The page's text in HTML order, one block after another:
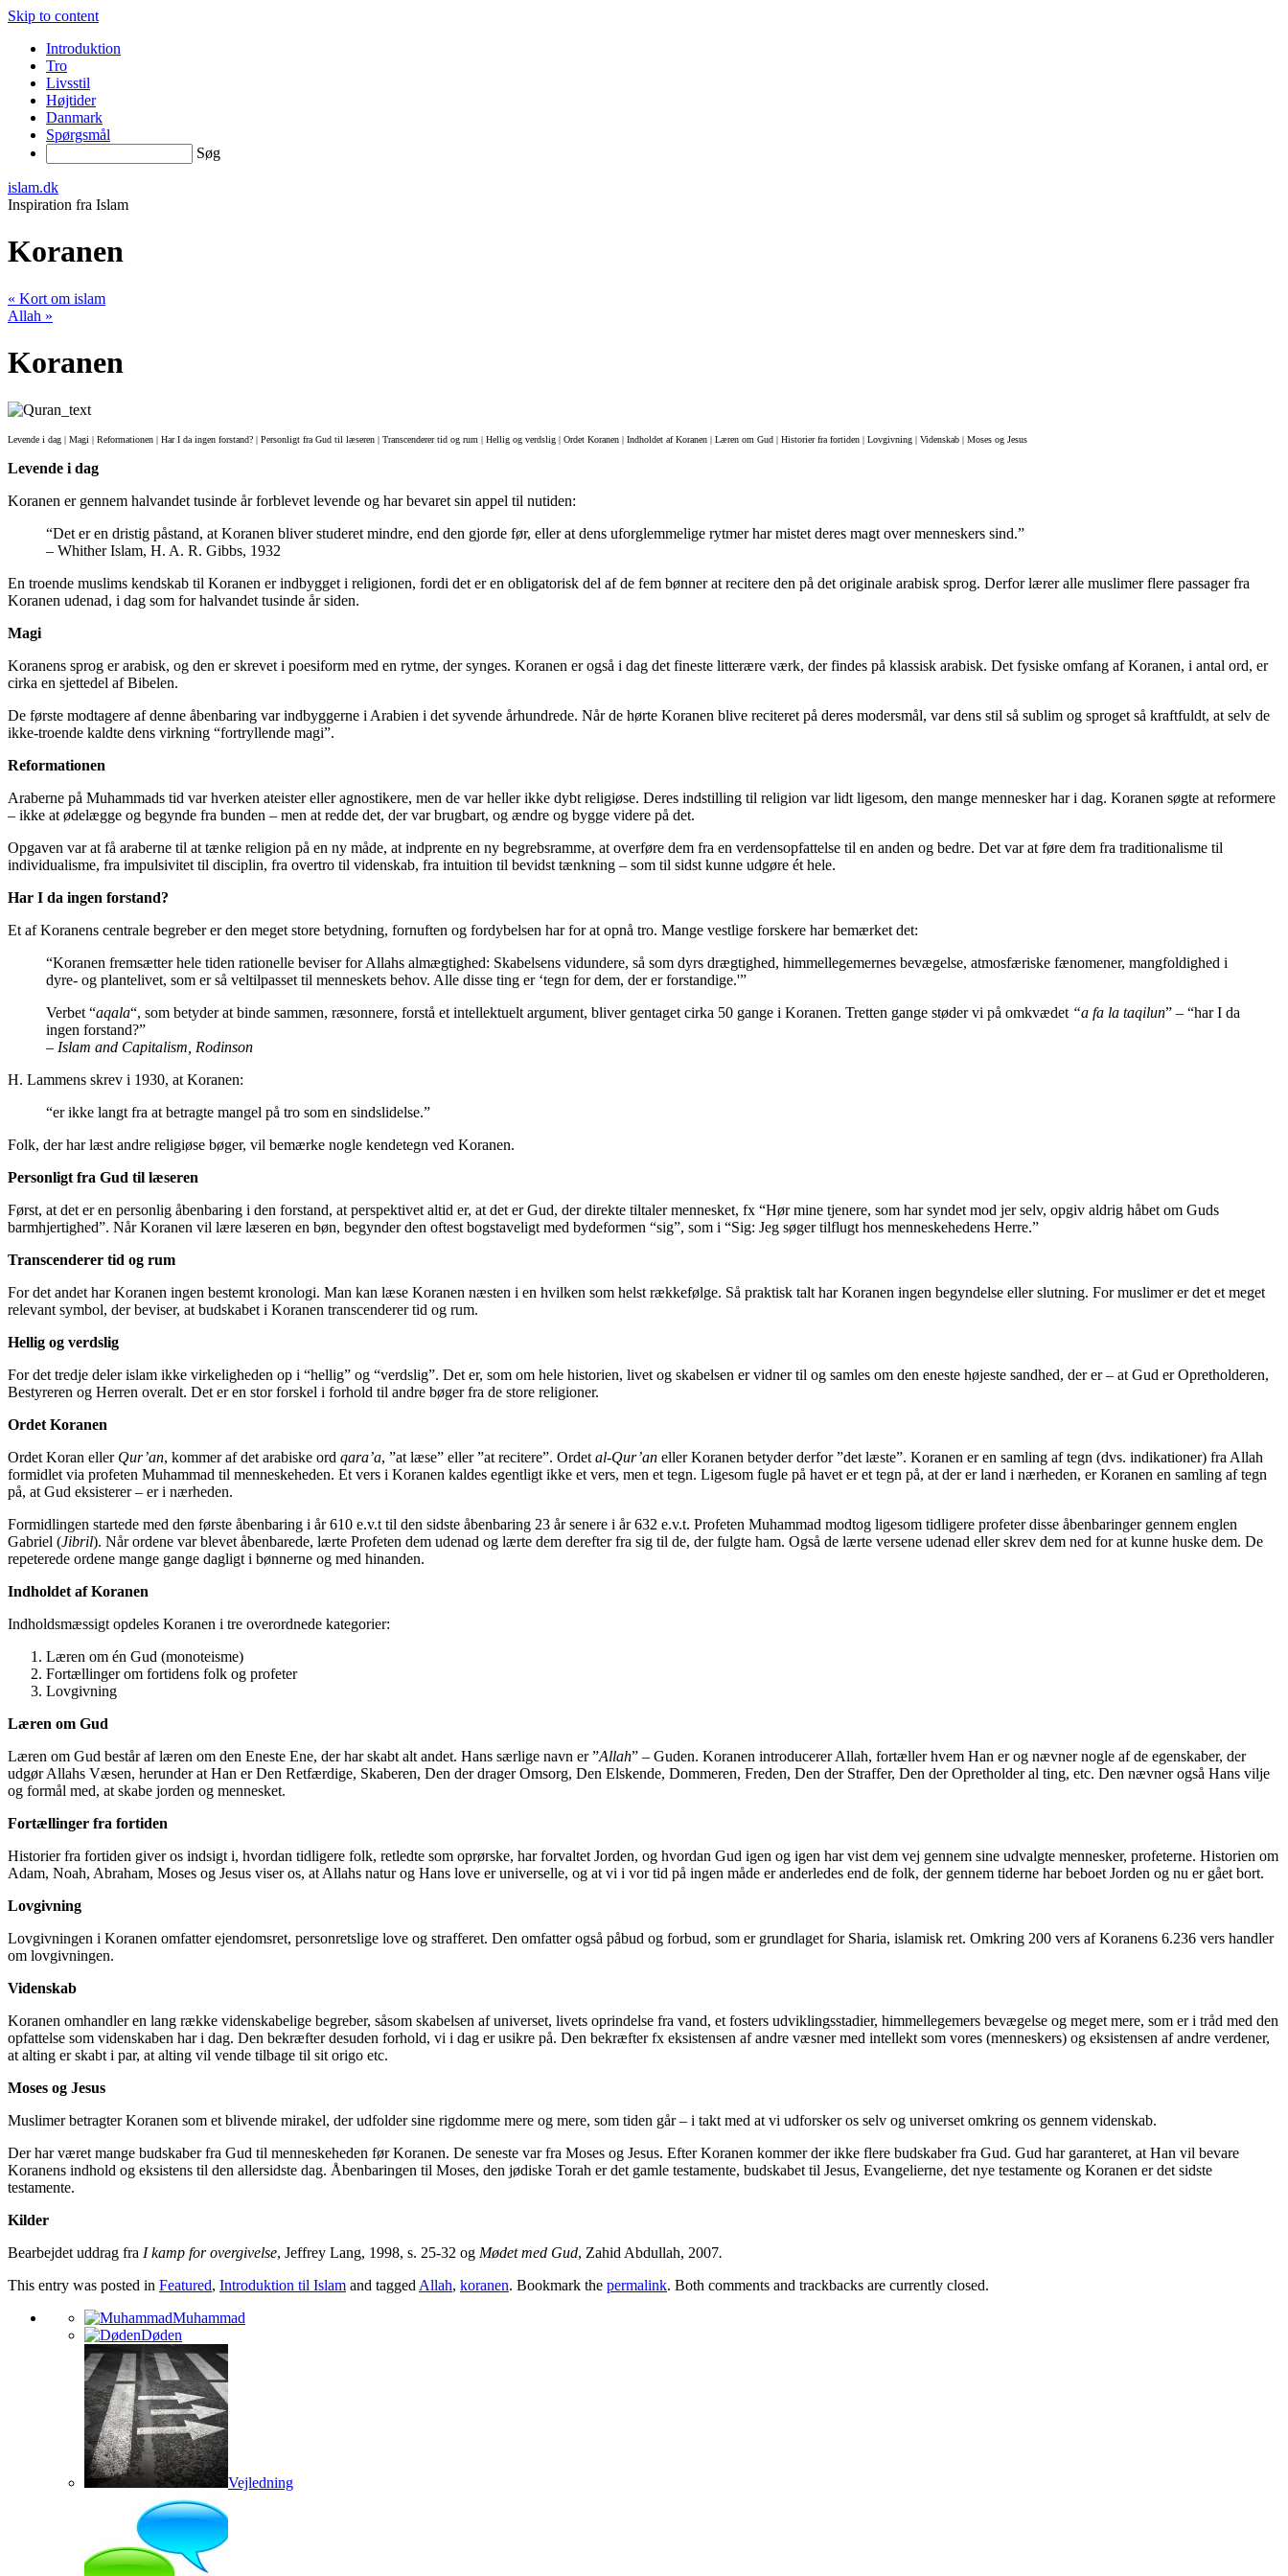
Skip to content
Introduktion
Tro
Livsstil
Højtider
Danmark
Spørgsmål
Søg
islam.dk
Inspiration fra Islam
Koranen
« Kort om islam
Allah »
Koranen
Levende i dag | Magi | Reformationen | Har I da ingen forstand? | Personligt fra Gud til læseren | Transcenderer tid og rum | Hellig og verdslig | Ordet Koranen | Indholdet af Koranen | Læren om Gud | Historier fra fortiden | Lovgivning | Videnskab | Moses og Jesus
Levende i dag
Koranen er gennem halvandet tusinde år forblevet levende og har bevaret sin appel til nutiden:
“Det er en dristig påstand, at Koranen bliver studeret mindre, end den gjorde før, eller at dens uforglemmelige rytmer har mistet deres magt over menneskers sind.”
– Whither Islam, H. A. R. Gibbs, 1932
En troende muslims kendskab til Koranen er indbygget i religionen, fordi det er en obligatorisk del af de fem bønner at recitere den på det originale arabisk sprog. Derfor lærer alle muslimer flere passager fra
Koranen udenad, i dag som for halvandet tusinde år siden.
Magi
Koranens sprog er arabisk, og den er skrevet i poesiform med en rytme, der synges. Koranen er også i dag det fineste litterære værk, der findes på klassisk arabisk. Det fysiske omfang af Koranen, i antal ord, er
cirka en sjettedel af Bibelen.
De første modtagere af denne åbenbaring var indbyggerne i Arabien i det syvende århundrede. Når de hørte Koranen blive reciteret på deres modersmål, var dens stil så sublim og sproget så kraftfuldt, at selv de
ikke-troende kaldte dens virkning “fortryllende magi”.
Reformationen
Araberne på Muhammads tid var hverken ateister eller agnostikere, men de var heller ikke dybt religiøse. Deres indstilling til religion var lidt ligesom, den mange mennesker har i dag. Koranen søgte at reformere
– ikke at ødelægge og begynde fra bunden – men at redde det, der var brugbart, og ændre og bygge videre på det.
Opgaven var at få araberne til at tænke religion på en ny måde, at indprente en ny begrebsramme, at overføre dem fra en verdensopfattelse til en anden og bedre. Det var at føre dem fra traditionalisme til
individualisme, fra impulsivitet til disciplin, fra overtro til videnskab, fra intuition til bevidst tænkning – som til sidst kunne udgøre ét hele.
Har I da ingen forstand?
Et af Koranens centrale begreber er den meget store betydning, fornuften og fordybelsen har for at opnå tro. Mange vestlige forskere har bemærket det:
“Koranen fremsætter hele tiden rationelle beviser for Allahs almægtighed: Skabelsens vidundere, så som dyrs drægtighed, himmellegemernes bevægelse, atmosfæriske fænomener, mangfoldighed i
dyre- og plantelivet, som er så veltilpasset til menneskets behov. Alle disse ting er ‘tegn for dem, der er forstandige.'”
Verbet “aqala“, som betyder at binde sammen, ræsonnere, forstå et intellektuelt argument, bliver gentaget cirka 50 gange i Koranen. Tretten gange støder vi på omkvædet “a fa la taqilun” – “har I da
ingen forstand?”
– Islam and Capitalism, Rodinson
H. Lammens skrev i 1930, at Koranen:
“er ikke langt fra at betragte mangel på tro som en sindslidelse.”
Folk, der har læst andre religiøse bøger, vil bemærke nogle kendetegn ved Koranen.
Personligt fra Gud til læseren
Først, at det er en personlig åbenbaring i den forstand, at perspektivet altid er, at det er Gud, der direkte tiltaler mennesket, fx “Hør mine tjenere, som har syndet mod jer selv, opgiv aldrig håbet om Guds
barmhjertighed”. Når Koranen vil lære læseren en bøn, begynder den oftest bogstaveligt med bydeformen “sig”, som i “Sig: Jeg søger tilflugt hos menneskehedens Herre.”
Transcenderer tid og rum
For det andet har Koranen ingen bestemt kronologi. Man kan læse Koranen næsten i en hvilken som helst rækkefølge. Så praktisk talt har Koranen ingen begyndelse eller slutning. For muslimer er det et meget
relevant symbol, der beviser, at budskabet i Koranen transcenderer tid og rum.
Hellig og verdslig
For det tredje deler islam ikke virkeligheden op i “hellig” og “verdslig”. Det er, som om hele historien, livet og skabelsen er vidner til og samles om den eneste højeste sandhed, der er – at Gud er Opretholderen,
Bestyreren og Herren overalt. Det er en stor forskel i forhold til andre bøger fra de store religioner.
Ordet Koranen
Ordet Koran eller Qur’an, kommer af det arabiske ord qara’a, ”at læse” eller ”at recitere”. Ordet al-Qur’an eller Koranen betyder derfor ”det læste”. Koranen er en samling af tegn (dvs. indikationer) fra Allah
formidlet via profeten Muhammad til menneskeheden. Et vers i Koranen kaldes egentligt ikke et vers, men et tegn. Ligesom fugle på havet er et tegn på, at der er land i nærheden, er Koranen en samling af tegn
på, at Gud eksisterer – er i nærheden.
Formidlingen startede med den første åbenbaring i år 610 e.v.t til den sidste åbenbaring 23 år senere i år 632 e.v.t. Profeten Muhammad modtog ligesom tidligere profeter disse åbenbaringer gennem englen
Gabriel (Jibril). Når ordene var blevet åbenbarede, lærte Profeten dem udenad og lærte dem derefter fra sig til de, der fulgte ham. Også de lærte versene udenad eller skrev dem ned for at kunne huske dem. De
repeterede ordene mange gange dagligt i bønnerne og med hinanden.
Indholdet af Koranen
Indholdsmæssigt opdeles Koranen i tre overordnede kategorier:
Læren om én Gud (monoteisme)
Fortællinger om fortidens folk og profeter
Lovgivning
Læren om Gud
Læren om Gud består af læren om den Eneste Ene, der har skabt alt andet. Hans særlige navn er ”Allah” – Guden. Koranen introducerer Allah, fortæller hvem Han er og nævner nogle af de egenskaber, der
udgør Allahs Væsen, herunder at Han er Den Retfærdige, Skaberen, Den der drager Omsorg, Den Elskende, Dommeren, Freden, Den der Straffer, Den der Opretholder al ting, etc. Den nævner også Hans vilje
og formål med, at skabe jorden og mennesket.
Fortællinger fra fortiden
Historier fra fortiden giver os indsigt i, hvordan tidligere folk, retledte som oprørske, har forvaltet Jorden, og hvordan Gud igen og igen har vist dem vej gennem sine udvalgte mennesker, profeterne. Historien om
Adam, Noah, Abraham, Moses og Jesus viser os, at Allahs natur og Hans love er universelle, og at vi i vor tid på ingen måde er anderledes end de folk, der gennem tiderne har beboet Jorden og nu er gået bort.
Lovgivning
Lovgivningen i Koranen omfatter ejendomsret, personretslige love og strafferet. Den omfatter også påbud og forbud, som er grundlaget for Sharia, islamisk ret. Omkring 200 vers af Koranens 6.236 vers handler
om lovgivningen.
Videnskab
Koranen omhandler en lang række videnskabelige begreber, såsom skabelsen af universet, livets oprindelse fra vand, et fosters udviklingsstadier, himmellegemers bevægelse og meget mere, som er i tråd med den
opfattelse som videnskaben har i dag. Den bekræfter desuden forhold, vi i dag er usikre på. Den bekræfter fx eksistensen af andre væsner med intellekt som vores (menneskers) og eksistensen af andre verdener,
at alting er skabt i par, at alting vil vende tilbage til sit origo etc.
Moses og Jesus
Muslimer betragter Koranen som et blivende mirakel, der udfolder sine rigdomme mere og mere, som tiden går – i takt med at vi udforsker os selv og universet omkring os gennem videnskab.
Der har været mange budskaber fra Gud til menneskeheden før Koranen. De seneste var fra Moses og Jesus. Efter Koranen kommer der ikke flere budskaber fra Gud. Gud har garanteret, at Han vil bevare
Koranens indhold og eksistens til den allersidste dag. Åbenbaringen til Moses, den jødiske Torah er det gamle testamente, budskabet til Jesus, Evangelierne, det nye testamente og Koranen er det sidste
testamente.
Kilder
Bearbejdet uddrag fra I kamp for overgivelse, Jeffrey Lang, 1998, s. 25-32 og Mødet med Gud, Zahid Abdullah, 2007.
This entry was posted in Featured, Introduktion til Islam and tagged Allah, koranen. Bookmark the permalink. Both comments and trackbacks are currently closed.
Muhammad
Døden
Vejledning